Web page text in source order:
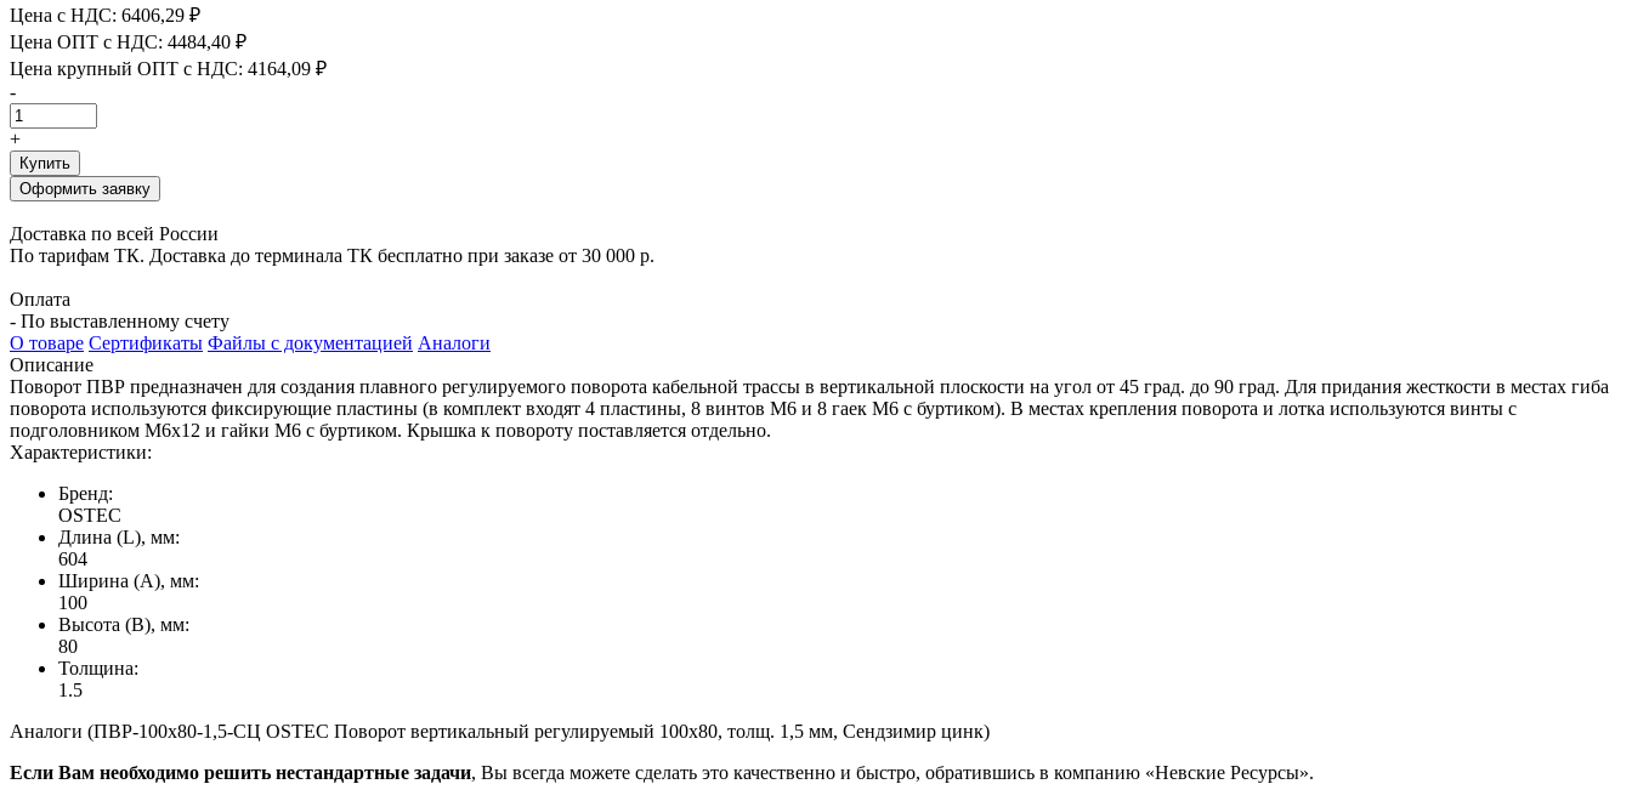
Цена с НДС: 6406,29 ₽
Цена ОПТ с НДС: 4484,40 ₽
Цена крупный ОПТ с НДС: 4164,09 ₽
-
+
Купить
Оформить заявку
Доставка по всей России
По тарифам ТК. Доставка до терминала ТК бесплатно при заказе от 30 000 р.
Оплата
- По выставленному счету
О товаре Сертификаты Файлы с документацией Аналоги
Описание
Поворот ПВР предназначен для создания плавного регулируемого поворота кабельной трассы в вертикальной плоскости на угол от 45 град. до 90 град. Для придания жесткости в местах гиба
поворота используются фиксирующие пластины (в комплект входят 4 пластины, 8 винтов М6 и 8 гаек М6 с буртиком). В местах крепления поворота и лотка используются винты с
подголовником М6х12 и гайки М6 с буртиком. Крышка к повороту поставляется отдельно.
Характеристики:
Бренд:
OSTEC
Длина (L), мм:
604
Ширина (А), мм:
100
Высота (В), мм:
80
Толщина:
1.5
Аналоги (ПВР-100х80-1,5-СЦ OSTEC Поворот вертикальный регулируемый 100х80, толщ. 1,5 мм, Сендзимир цинк)
Если Вам необходимо решить нестандартные задачи, Вы всегда можете сделать это качественно и быстро, обратившись в компанию «Невские Ресурсы».